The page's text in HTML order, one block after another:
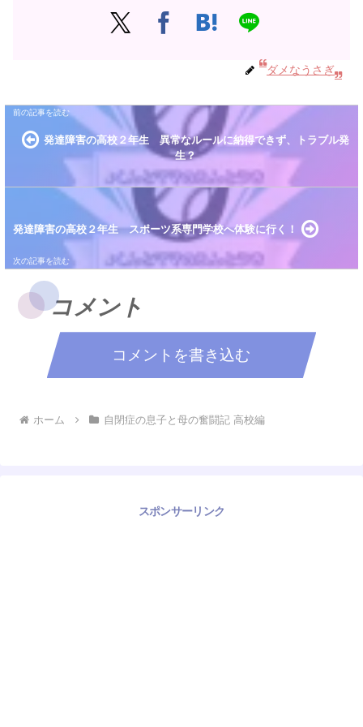
ダメなうさぎ
発達障害の高校２年生 異常なルールに納得できず、トラブル発
生？
発達障害の高校２年生 スポーツ系専門学校へ体験に行く！
コメント
コメントを書き込む
ホーム 自閉症の息子と母の奮闘記 高校編
スポンサーリンク